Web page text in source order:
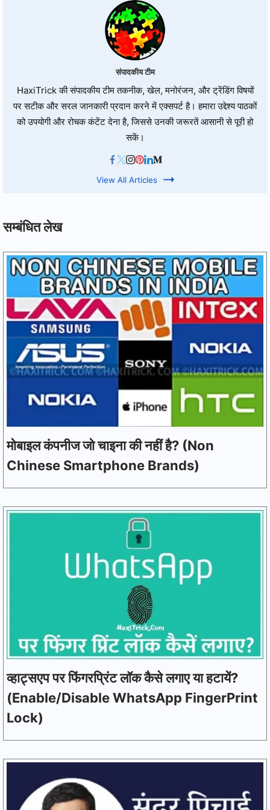
संपादकीय टीम
HaxiTrick की संपादकीय टीम तकनीक, खेल, मनोरंजन, और ट्रेंडिंग विषयों
पर सटीक और सरल जानकारी प्रदान करने में एक्सपर्ट है। हमारा उद्देश्य पाठकों
को उपयोगी और रोचक कंटेंट देना है, जिससे उनकी जरूरतें आसानी से पूरी हो
सकें।
View All Articles
सम्बंधित लेख
मोबाइल कंपनीज जो चाइना की नहीं है? (Non
Chinese Smartphone Brands)
व्हाट्सएप पर फिंगरप्रिंट लॉक कैसे लगाए या हटायें?
(Enable/Disable WhatsApp FingerPrint
Lock)